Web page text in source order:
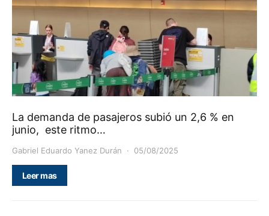
La demanda de pasajeros subió un 2,6 % en
junio, este ritmo…
Gabriel Eduardo Yanez Durán 05/08/2025
Leer mas